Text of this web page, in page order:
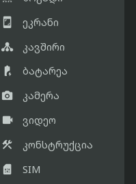
 ეკრანი
 კავშირი
 ბატარეა
 კამერა
 ვიდეო
 კონსტრუქცია
 SIM